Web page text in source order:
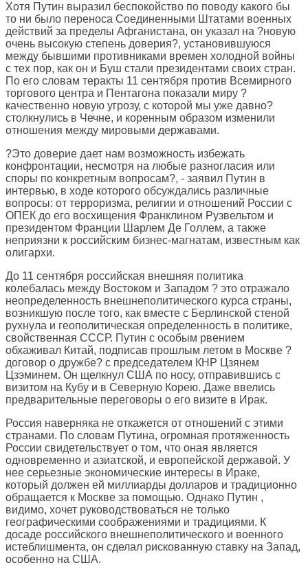
Хотя Путин выразил беспокойство по поводу какого бы
то ни было переноса Соединенными Штатами военных
действий за пределы Афганистана, он указал на ?новую
очень высокую степень доверия?, установившуюся
между бывшими противниками времен холодной войны
с тех пор, как он и Буш стали президентами своих стран.
По его словам теракты 11 сентября против Всемирного
торгового центра и Пентагона показали миру ?
качественно новую угрозу, с которой мы уже давно?
столкнулись в Чечне, и коренным образом изменили
отношения между мировыми державами.
?Это доверие дает нам возможность избежать
конфронтации, несмотря на любые разногласия или
споры по конкретным вопросам?, - заявил Путин в
интервью, в ходе которого обсуждались различные
вопросы: от терроризма, религии и отношений России с
ОПЕК до его восхищения Франклином Рузвельтом и
президентом Франции Шарлем Де Голлем, а также
неприязни к российским бизнес-магнатам, известным как
олигархи.
До 11 сентября российская внешняя политика
колебалась между Востоком и Западом ? это отражало
неопределенность внешнеполитического курса страны,
возникшую после того, как вместе с Берлинской стеной
рухнула и геополитическая определенность в политике,
свойственная СССР. Путин с особым рвением
обхаживал Китай, подписав прошлым летом в Москве ?
договор о дружбе? с председателем КНР Цзянем
Цзэминем. Он щелкнул США по носу, отправившись с
визитом на Кубу и в Северную Корею. Даже ввелись
предварительные переговоры о его визите в Ирак.
Россия наверняка не откажется от отношений с этими
странами. По словам Путина, огромная протяженность
России свидетельствует о том, что оная является
одновременно и азиатской, и европейской державой. У
нее серьезные экономические интересы в Ираке,
который должен ей миллиарды долларов и традиционно
обращается к Москве за помощью. Однако Путин ,
видимо, хочет руководствоваться не только
географическими соображениями и традициями. К
досаде российского внешнеполитического и военного
истеблишмента, он сделал рискованную ставку на Запад,
особенно на США.